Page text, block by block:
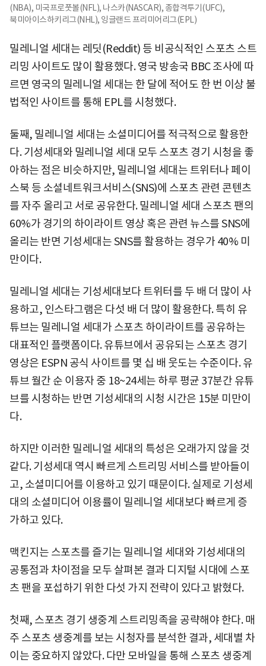
(NBA), 미국프로풋볼(NFL), 나스카(NASCAR), 종합격투기(UFC),
북미아이스하키리그(NHL), 잉글랜드 프리미어리그(EPL)
밀레니얼 세대는 레딧(Reddit) 등 비공식적인 스포츠 스트
리밍 사이트도 많이 활용했다. 영국 방송국 BBC 조사에 따
르면 영국의 밀레니얼 세대는 한 달에 적어도 한 번 이상 불
법적인 사이트를 통해 EPL를 시청했다.
둘째, 밀레니얼 세대는 소셜미디어를 적극적으로 활용한
다. 기성세대와 밀레니얼 세대 모두 스포츠 경기 시청을 좋
아하는 점은 비슷하지만, 밀레니얼 세대는 트위터나 페이
스북 등 소셜네트워크서비스(SNS)에 스포츠 관련 콘텐츠
를 자주 올리고 서로 공유한다. 밀레니얼 세대 스포츠 팬의
60%가 경기의 하이라이트 영상 혹은 관련 뉴스를 SNS에
올리는 반면 기성세대는 SNS를 활용하는 경우가 40% 미
만이다.
밀레니얼 세대는 기성세대보다 트위터를 두 배 더 많이 사
용하고, 인스타그램은 다섯 배 더 많이 활용한다. 특히 유
튜브는 밀레니얼 세대가 스포츠 하이라이트를 공유하는
대표적인 플랫폼이다. 유튜브에서 공유되는 스포츠 경기
영상은 ESPN 공식 사이트를 몇 십 배 웃도는 수준이다. 유
튜브 월간 순 이용자 중 18~24세는 하루 평균 37분간 유튜
브를 시청하는 반면 기성세대의 시청 시간은 15분 미만이
다.
하지만 이러한 밀레니얼 세대의 특성은 오래가지 않을 것
같다. 기성세대 역시 빠르게 스트리밍 서비스를 받아들이
고, 소셜미디어를 이용하고 있기 때문이다. 실제로 기성세
대의 소셜미디어 이용률이 밀레니얼 세대보다 빠르게 증
가하고 있다.
맥킨지는 스포츠를 즐기는 밀레니얼 세대와 기성세대의
공통점과 차이점을 모두 살펴본 결과 디지털 시대에 스포
츠 팬을 포섭하기 위한 다섯 가지 전략이 있다고 밝혔다.
첫째, 스포츠 경기 생중계 스트리밍족을 공략해야 한다. 매
주 스포츠 생중계를 보는 시청자를 분석한 결과, 세대별 차
이는 중요하지 않았다. 다만 모바일을 통해 스포츠 생중계